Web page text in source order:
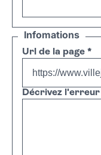
Infomations
Url de la page *
Décrivez l'erreur